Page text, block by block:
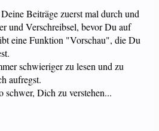
Beiträge zuerst mal durch und
und Verschreibsel, bevor Du auf
eine Funktion "Vorschau", die Du
schwieriger zu lesen und zu
aufregst.
schwer, Dich zu verstehen...